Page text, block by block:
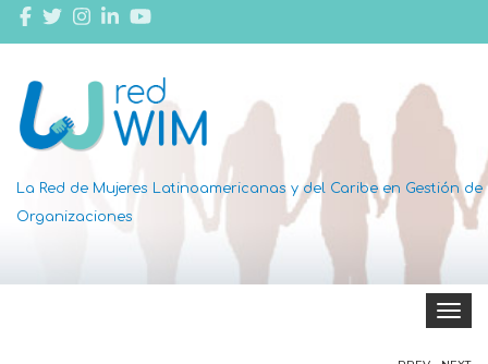
La Red de Mujeres Latinoamericanas y del Caribe en Gestión de
Organizaciones
Toggle